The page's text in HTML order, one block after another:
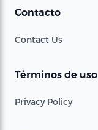
Contacto
Contact Us
Términos de uso
Privacy Policy